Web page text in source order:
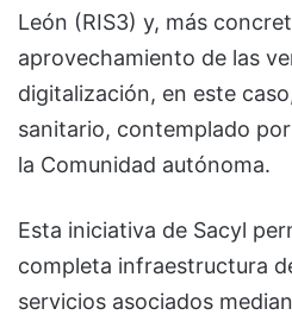
León (RIS3) y, más
aprovechamiento de las
digitalización, en este
sanitario, contemplado
la Comunidad autónoma.
Esta iniciativa de Sacyl
completa infraestructura
servicios asociados